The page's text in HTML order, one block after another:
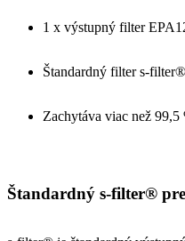
1 x výstupný filter
Štandardný filter s-filter®
Zachytáva viac než 99,5
Štandardný s-filter®